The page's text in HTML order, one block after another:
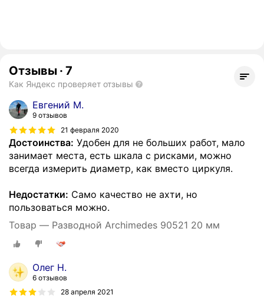
Отзывы · 7
Как Яндекс проверяет отзывы
Евгений М.
9 отзывов
21 февраля 2020
Достоинства: Удобен для не больших работ, мало
занимает места, есть шкала с рисками, можно
всегда измерить диаметр, как вместо циркуля.
Недостатки: Само качество не ахти, но
пользоваться можно.
Товар — Разводной Archimedes 90521 20 мм
Олег Н.
6 отзывов
28 апреля 2021